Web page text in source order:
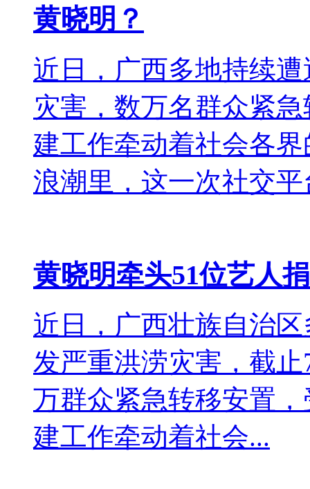
黄晓明？
近日，广西多地持续
灾害，数万名群众紧
建工作牵动着社会各
浪潮里，这一次社交平
黄晓明牵头51位艺人
近日，广西壮族自治
发严重洪涝灾害，截
万群众紧急转移安置
建工作牵动着社会...